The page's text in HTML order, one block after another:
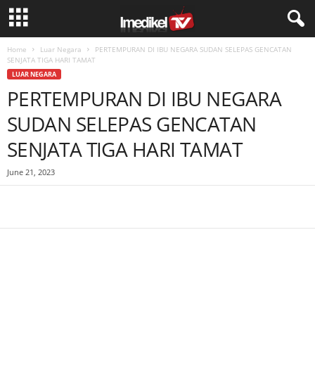
Home Luar Negara
PERTEMPURAN DI IBU NEGARA SUDAN SELEPAS GENCATAN
SENJATA TIGA HARI TAMAT
LUAR NEGARA
PERTEMPURAN DI IBU NEGARA
SUDAN SELEPAS GENCATAN
SENJATA TIGA HARI TAMAT
June 21, 2023